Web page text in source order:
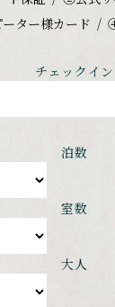
ター様カード
チェックイン
泊数
室数
大人